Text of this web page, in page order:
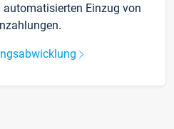
Einzug von